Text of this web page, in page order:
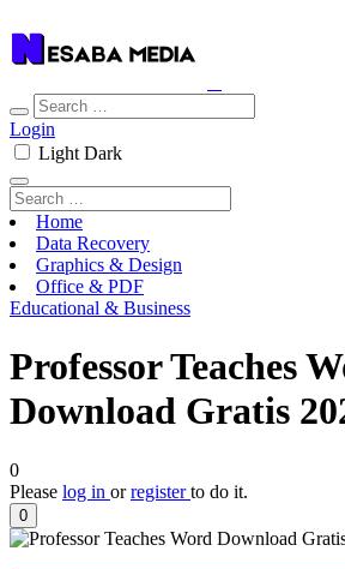
Login
Light Dark
Home
Data Recovery
Graphics & Design
Office & PDF
Educational & Business
Professor Teaches
Download Gratis
0
Please log in orregisterto do it.
0